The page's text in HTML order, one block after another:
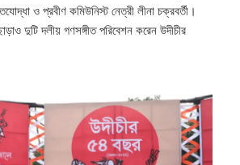
ও প্রবীণ কমিউনিস্ট নেত্রী লীনা চক্রবর্তী।
দুটি দলীয় গণসঙ্গীত পরিবেশন করেন উদীচীর